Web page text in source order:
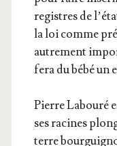
registres de
la loi comme
autre­ment
fera du bébé un
Pierre Labou­ré
ses racines
terre